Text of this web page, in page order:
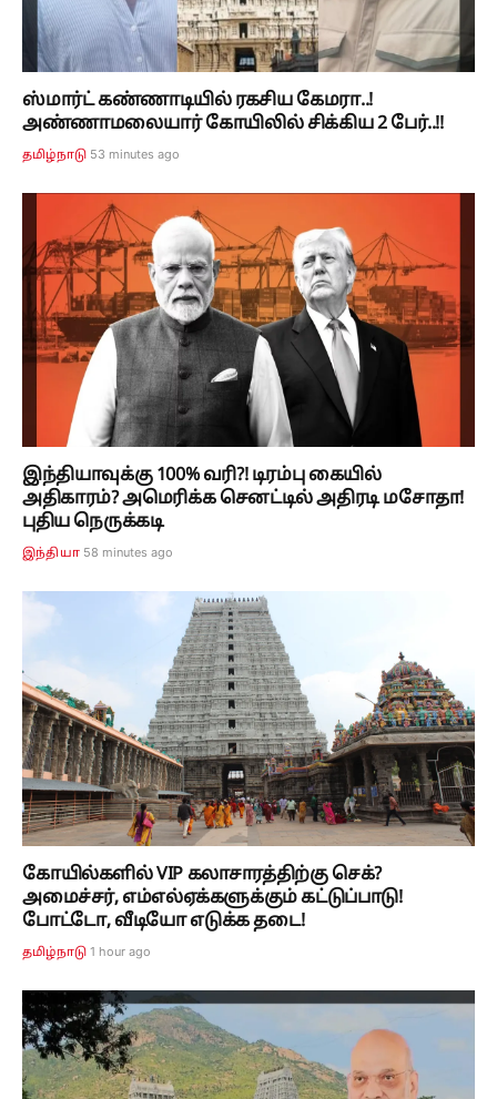
ஸ்மார்ட் கண்ணாடியில் ரகசிய கேமரா..!
அண்ணாமலையார் கோயிலில் சிக்கிய 2 பேர்..!!
தமிழ்நாடு 53 minutes ago
இந்தியாவுக்கு 100% வரி?! டிரம்பு கையில்
அதிகாரம்? அமெரிக்க செனட்டில் அதிரடி மசோதா!
புதிய நெருக்கடி
இந்தியா 58 minutes ago
கோயில்களில் VIP கலாசாரத்திற்கு செக்?
அமைச்சர், எம்எல்ஏக்களுக்கும் கட்டுப்பாடு!
போட்டோ, வீடியோ எடுக்க தடை!
தமிழ்நாடு 1 hour ago